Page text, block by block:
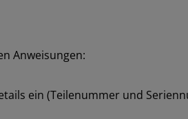
Anweisungen:
ein (Teilenummer und